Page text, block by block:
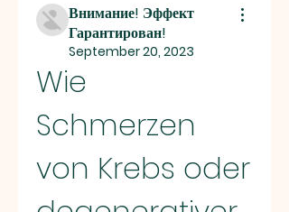
Внимание! Эффект
Гарантирован!
September 20, 2023
Wie
Schmerzen
von Krebs oder